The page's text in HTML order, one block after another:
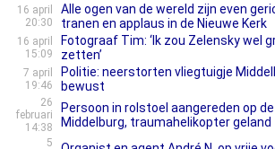
16 april
20:30
Alle ogen van de wereld zijn even
tranen en applaus in de Nieuwe Kerk
16 april
15:09
Fotograaf Tim: ‘Ik zou Zelensky wel
zetten’
7 april
19:46
Politie: neerstorten vliegtuigje
bewust
26
februari
14:38
Persoon in rolstoel aangereden op
Middelburg, traumahelikopter geland
5